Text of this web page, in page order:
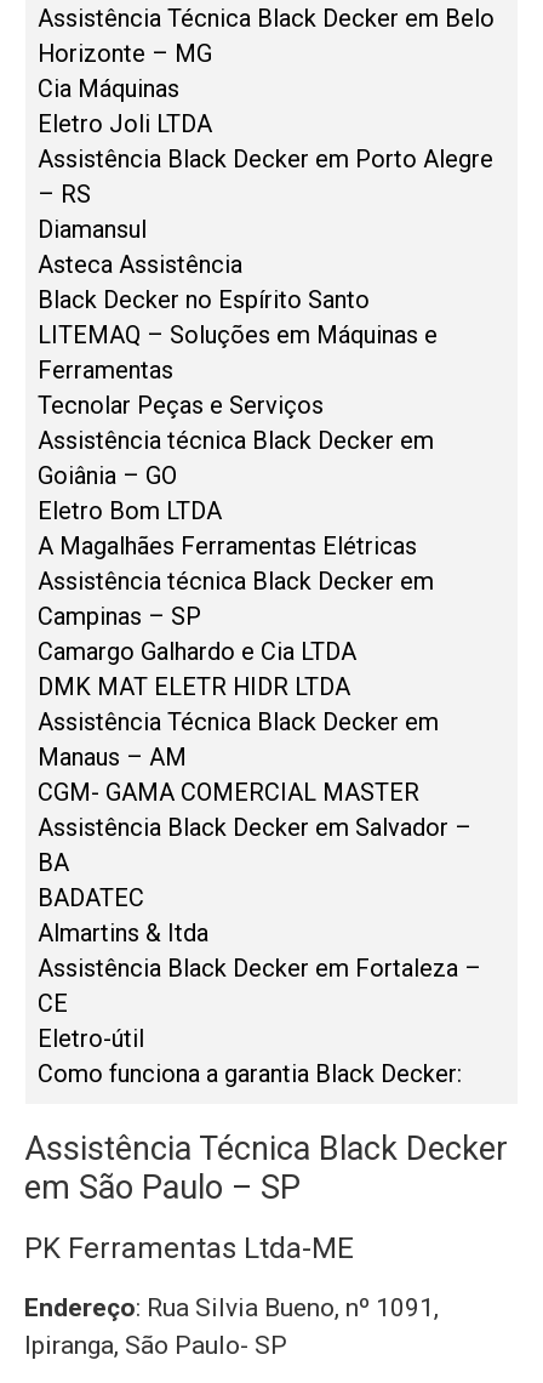
Assistência Técnica Black Decker em Belo
Horizonte – MG
Cia Máquinas
Eletro Joli LTDA
Assistência Black Decker em Porto Alegre
– RS
Diamansul
Asteca Assistência
Black Decker no Espírito Santo
LITEMAQ – Soluções em Máquinas e
Ferramentas
Tecnolar Peças e Serviços
Assistência técnica Black Decker em
Goiânia – GO
Eletro Bom LTDA
A Magalhães Ferramentas Elétricas
Assistência técnica Black Decker em
Campinas – SP
Camargo Galhardo e Cia LTDA
DMK MAT ELETR HIDR LTDA
Assistência Técnica Black Decker em
Manaus – AM
CGM- GAMA COMERCIAL MASTER
Assistência Black Decker em Salvador –
BA
BADATEC
Almartins & Itda
Assistência Black Decker em Fortaleza –
CE
Eletro-útil
Como funciona a garantia Black Decker:
Assistência Técnica Black Decker
em São Paulo – SP
PK Ferramentas Ltda-ME
Endereço: Rua Silvia Bueno, nº 1091,
Ipiranga, São Paulo- SP